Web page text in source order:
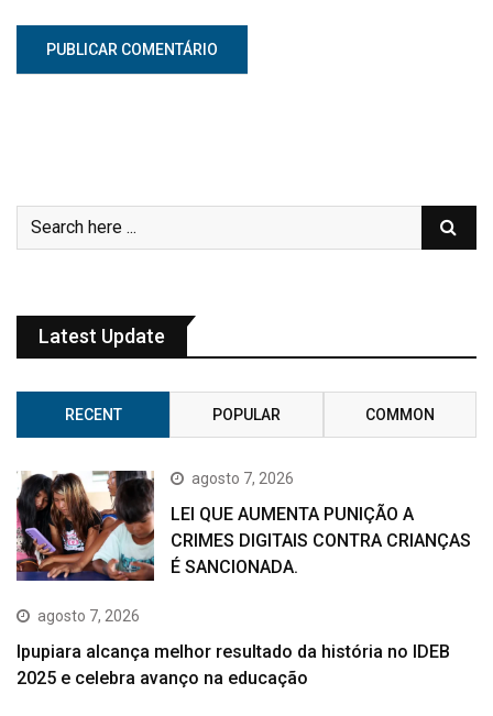
Latest Update
RECENT POPULAR COMMON
agosto 7, 2026
LEI QUE AUMENTA PUNIÇÃO A
CRIMES DIGITAIS CONTRA CRIANÇAS
É SANCIONADA.
agosto 7, 2026
Ipupiara alcança melhor resultado da história no IDEB
2025 e celebra avanço na educação